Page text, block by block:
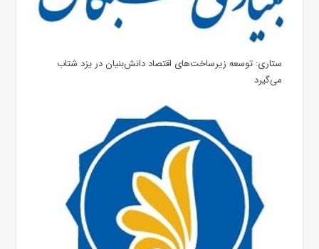
ستاری: توسعه زیرساخت‌های اقتصاد دانش‌‌بنیان در یزد شتاب
می‌گیرد